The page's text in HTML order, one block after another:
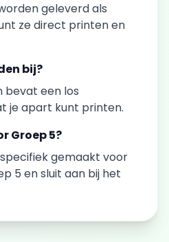
geleverd als
ze direct printen en
bij?
bevat een los
je apart kunt printen.
Groep 5?
gemaakt voor
5 en sluit aan bij het